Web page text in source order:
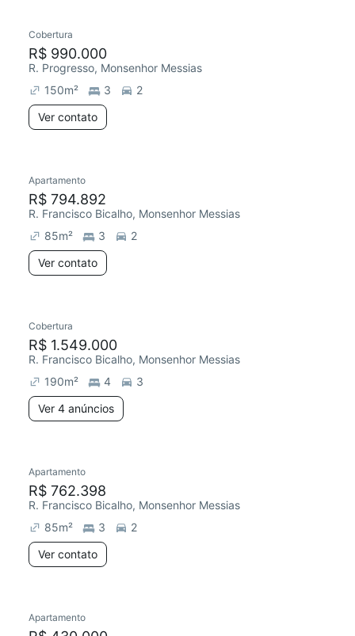
Cobertura
R$ 990.000
R. Progresso, Monsenhor Messias
150m² 3
2
Ver contato
Apartamento
R$ 794.892
R. Francisco Bicalho, Monsenhor Messias
85m² 3
2
Ver contato
Cobertura
R$ 1.549.000
R. Francisco Bicalho, Monsenhor Messias
190m² 4
3
Ver 4 anúncios
Apartamento
R$ 762.398
R. Francisco Bicalho, Monsenhor Messias
85m² 3
2
Ver contato
Apartamento